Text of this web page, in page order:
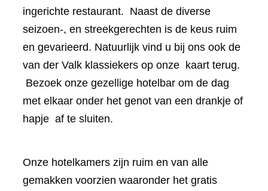
ingerichte restaurant. Naast de diverse
seizoen-, en streekgerechten is de keus ruim
en gevarieerd. Natuurlijk vind u bij ons ook de
van der Valk klassiekers op onze kaart terug.
Bezoek onze gezellige hotelbar om de dag
met elkaar onder het genot van een drankje of
hapje af te sluiten.
Onze hotelkamers zijn ruim en van alle
gemakken voorzien waaronder het gratis